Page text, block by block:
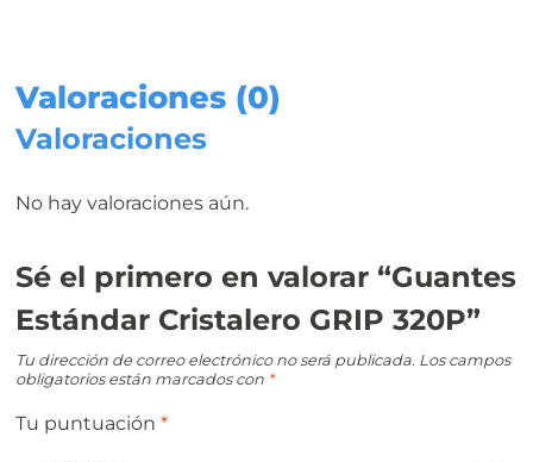
Valoraciones (0)
Valoraciones
No hay valoraciones aún.
Sé el primero en valorar “Guantes
Estándar Cristalero GRIP 320P”
Tu dirección de correo electrónico no será publicada. Los campos
obligatorios están marcados con *
Tu puntuación *